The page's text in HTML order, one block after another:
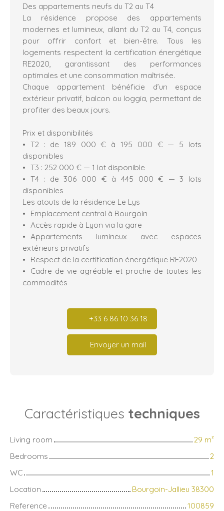
Des appartements neufs du T2 au T4
La résidence propose des appartements
modernes et lumineux, allant du T2 au T4, conçus
pour offrir confort et bien-être. Tous les
logements respectent la certification énergétique
RE2020, garantissant des performances
optimales et une consommation maîtrisée.
Chaque appartement bénéficie d’un espace
extérieur privatif, balcon ou loggia, permettant de
profiter des beaux jours.
Prix et disponibilités
T2 : de 189 000 € à 195 000 € — 5 lots
disponibles
T3 : 252 000 € — 1 lot disponible
T4 : de 306 000 € à 445 000 € — 3 lots
disponibles
Les atouts de la résidence Le Lys
Emplacement central à Bourgoin
Accès rapide à Lyon via la gare
Appartements lumineux avec espaces
extérieurs privatifs
Respect de la certification énergétique RE2020
Cadre de vie agréable et proche de toutes les
commodités
+33 6 86 10 36 18
Envoyer un mail
Caractéristiques techniques
Living room 29 m²
Bedrooms
2
WC
1
Location
Bourgoin-Jallieu 38300
Reference
100859